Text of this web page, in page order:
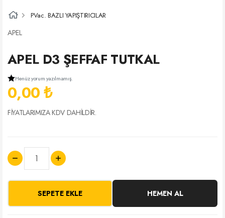
PVac. BAZLI YAPIŞTIRICILAR
APEL
APEL D3 ŞEFFAF TUTKAL
Henüz yorum yazılmamış.
0,00 ₺
FİYATLARIMIZA KDV DAHİLDİR.
SEPETE EKLE HEMEN AL